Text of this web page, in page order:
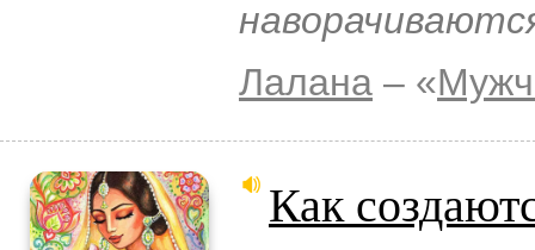
Лалана – «
Как